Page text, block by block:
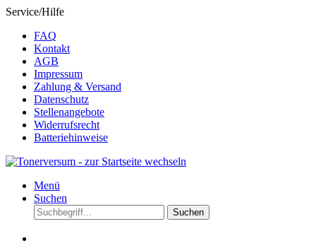
Service/Hilfe
FAQ
Kontakt
AGB
Impressum
Zahlung & Versand
Datenschutz
Stellenangebote
Widerrufsrecht
Batteriehinweise
Menü
Suchen
Suchen